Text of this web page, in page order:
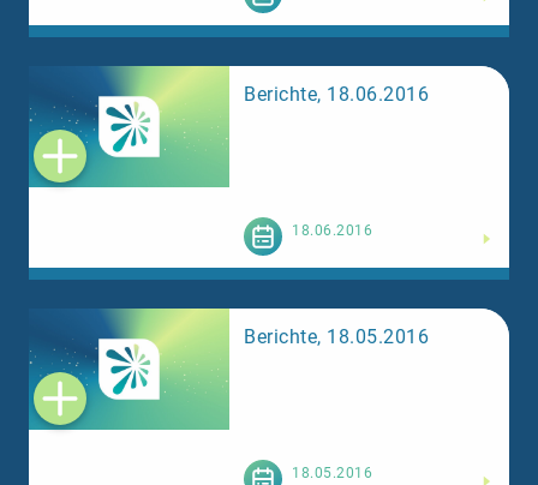
Berichte, 18.06.2016
18.06.2016
Berichte, 18.05.2016
18.05.2016